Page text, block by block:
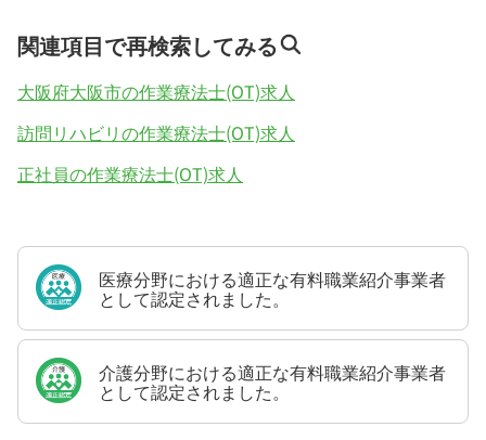
関連項目で再検索してみる
大阪府大阪市の作業療法士(OT)求人
訪問リハビリの作業療法士(OT)求人
正社員の作業療法士(OT)求人
医療分野における適正な有料職業紹介事業者
として認定されました。
介護分野における適正な有料職業紹介事業者
として認定されました。